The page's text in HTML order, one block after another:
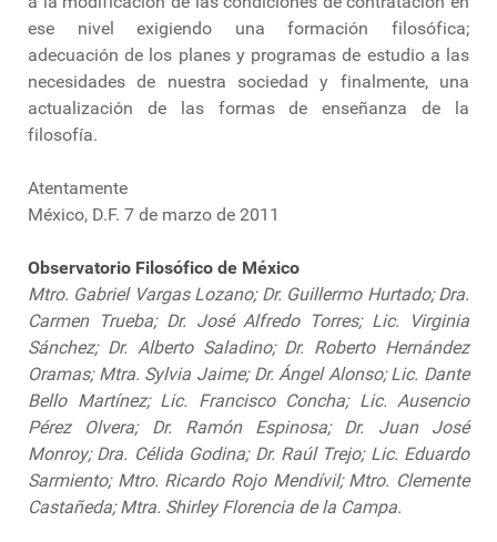
ese nivel exigiendo una formación filosófica;
adecuación de los planes y programas de estudio a las
necesidades de nuestra sociedad y finalmente, una
actualización de las formas de enseñanza de la
filosofía.
Atentamente
México, D.F. 7 de marzo de 2011
Observatorio Filosófico de México
Mtro. Gabriel Vargas Lozano; Dr. Guillermo Hurtado; Dra.
Carmen Trueba; Dr. José Alfredo Torres; Lic. Virginia
Sánchez; Dr. Alberto Saladino; Dr. Roberto Hernández
Oramas; Mtra. Sylvia Jaime; Dr. Ángel Alonso; Lic. Dante
Bello Martínez; Lic. Francisco Concha; Lic. Ausencio
Pérez Olvera; Dr. Ramón Espinosa; Dr. Juan José
Monroy; Dra. Célida Godina; Dr. Raúl Trejo; Lic. Eduardo
Sarmiento; Mtro. Ricardo Rojo Mendívil; Mtro. Clemente
Castañeda; Mtra. Shirley Florencia de la Campa.